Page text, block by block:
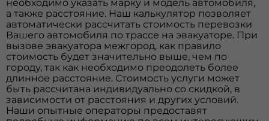
необходимо указать марку и модель автомобиля,
а также расстояние. Наш калькулятор позволяет
автоматически рассчитать стоимость перевозки
Вашего автомобиля по трассе на эвакуаторе. При
вызове эвакуатора межгород, как правило
стоимость будет значительно выше, чем по
городу, так как необходимо преодолеть более
длинное расстояние. Стоимость услуги может
быть рассчитана индивидуально со скидкой, в
зависимости от расстояния и других условий.
Наши опытные операторы предоставят